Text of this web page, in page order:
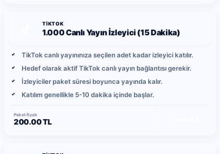
TIKTOK
1.000 Canlı Yayın İzleyici (15 Dakika)
TikTok canlı yayınınıza seçilen adet kadar izleyici katılır.
Hedef olarak aktif TikTok canlı yayın bağlantısı gerekir.
İzleyiciler paket süresi boyunca yayında kalır.
Katılım genellikle 5-10 dakika içinde başlar.
Paket fiyatı
200.00 TL